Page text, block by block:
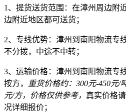
1、提货送货范围： 在漳州周边附
边附近地区都可送货；
2、专线优势： 漳州到南阳物流专
不分拨，中途不中转；
3、运输价格： 漳州到南阳物流专
按方，
重货价格约：300元-450元/
元/方，价格仅供参考， 真实价格
况详细报价；